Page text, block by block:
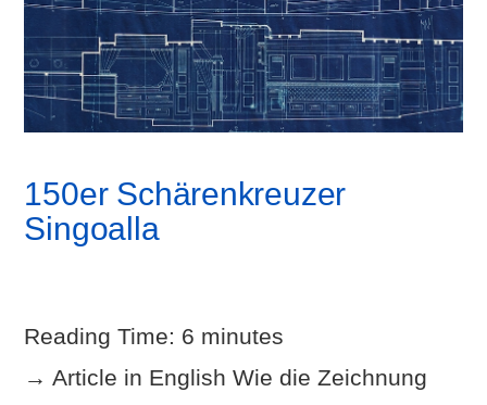
150er Schärenkreuzer
Singoalla
Reading Time: 6 minutes
→ Article in English Wie die Zeichnung